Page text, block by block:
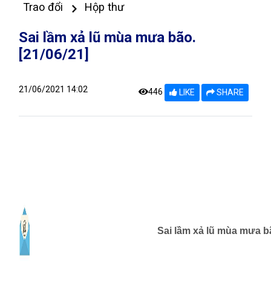
Trao đổi Hộp thư
Sai lầm xả lũ mùa mưa bão.
[21/06/21]
21/06/2021 14:02 446 LIKE SHARE
Sai lầm xả lũ mùa mưa